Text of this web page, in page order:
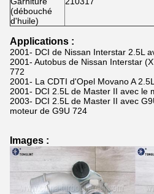
(débouché
d'huile)
Applications :
2001- DCI de Nissan Interstar 2.5L
2001- Autobus de Nissan Interstar
772
2001- La CDTI d'Opel Movano A
2001- DCI 2.5L de Master II avec le
2003- DCI 2.5L de Master II avec
moteur de G9U 724
Images :